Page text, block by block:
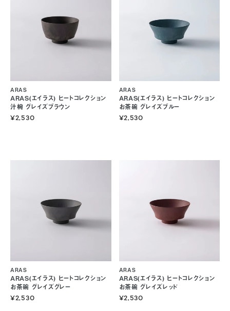
ARAS(エイラス) ヒートコレクション
汁椀 グレイズブラウン
ARAS
¥2,530
ARAS(エイラス) ヒートコレクション
お茶碗 グレイズブルー
ARAS
¥2,530
ARAS(エイラス) ヒートコレクション
お茶碗 グレイズグレー
ARAS
¥2,530
ARAS(エイラス) ヒートコレクション
お茶碗 グレイズレッド
ARAS
¥2,530